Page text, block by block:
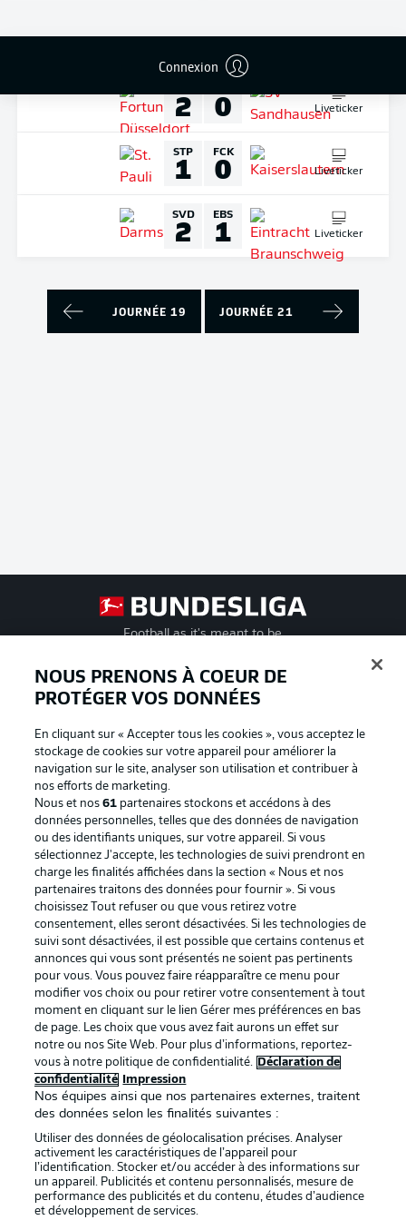
Connexion
2 0 Liveticker
STP
1 FCK
0 Liveticker
SVD
2 EBS
1 Liveticker
JOURNÉE 19 JOURNÉE 21
Football as it's meant to be
Proposé par
La publicité Conditions d’utilisation des
services
Mentions Légales Gérer mes préférences
Déclaration de
confidentialité
Diffuseurs
Travaux Contact
Impression
NOUS PRENONS À COEUR DE
PROTÉGER VOS DONNÉES
En cliquant sur « Accepter tous les cookies », vous acceptez le
stockage de cookies sur votre appareil pour améliorer la
navigation sur le site, analyser son utilisation et contribuer à
nos efforts de marketing.
Nous et nos61 partenaires stockons et accédons à des
données personnelles, telles que des données de navigation
ou des identifiants uniques, sur votre appareil. Si vous
sélectionnez J'accepte, les technologies de suivi prendront en
charge les finalités affichées dans la section « Nous et nos
partenaires traitons des données pour fournir ». Si vous
choisissez Tout refuser ou que vous retirez votre
consentement, elles seront désactivées. Si les technologies de
suivi sont désactivées, il est possible que certains contenus et
annonces qui vous sont présentés ne soient pas pertinents
pour vous. Vous pouvez faire réapparaître ce menu pour
modifier vos choix ou pour retirer votre consentement à tout
moment en cliquant sur le lien Gérer mes préférences en bas
de page. Les choix que vous avez fait aurons un effet sur
notre ou nos Site Web. Pour plus d’informations, reportez-
vous à notre politique de confidentialité.
Déclaration de
confidentialité
Impression
Nos équipes ainsi que nos partenaires externes, traitent
des données selon les finalités suivantes :
Utiliser des données de géolocalisation précises. Analyser
activement les caractéristiques de l’appareil pour
l’identification. Stocker et/ou accéder à des informations sur
un appareil. Publicités et contenu personnalisés, mesure de
performance des publicités et du contenu, études d’audience
et développement de services.